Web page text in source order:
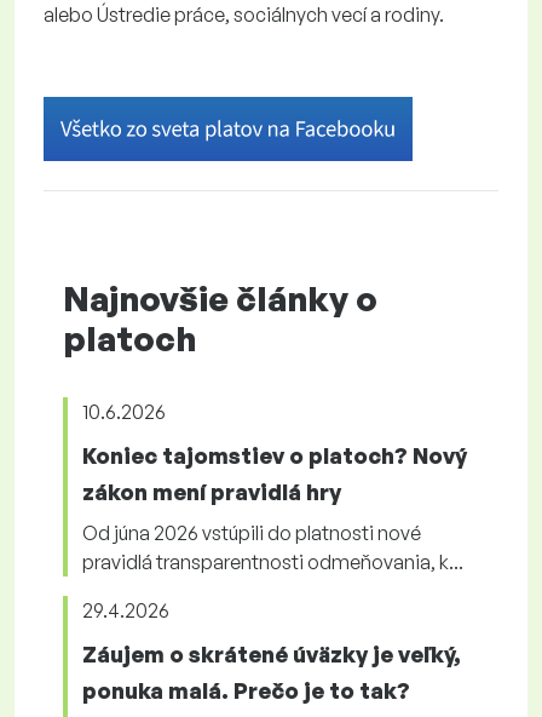
alebo Ústredie práce, sociálnych vecí a rodiny.
Najnovšie články o
platoch
10.6.2026
Koniec tajomstiev o platoch? Nový
zákon mení pravidlá hry
Od júna 2026 vstúpili do platnosti nové
pravidlá transparentnosti odmeňovania, k...
29.4.2026
Záujem o skrátené úväzky je veľký,
ponuka malá. Prečo je to tak?